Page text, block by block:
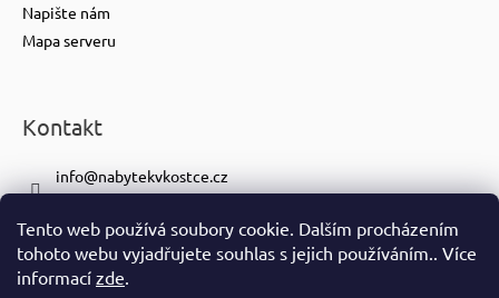
Tento web používá soubory cookie. Dalším procházením
tohoto webu vyjadřujete souhlas s jejich používáním.. Více
informací zde.
Napište nám
Mapa serveru
Kontakt
info@nabytekvkostce.cz
+420 601 116 371
https://www.facebook.com/nabytekvkostce.cz/
nabytek_v_kostce